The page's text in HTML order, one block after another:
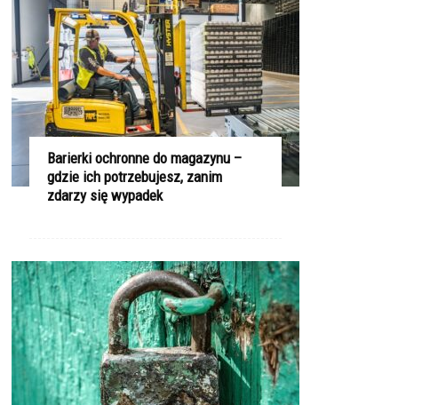
Barierki ochronne do magazynu –
gdzie ich potrzebujesz, zanim
zdarzy się wypadek